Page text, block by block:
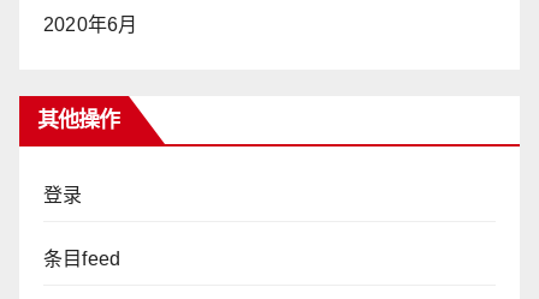
2020年6月
其他操作
登录
条目feed